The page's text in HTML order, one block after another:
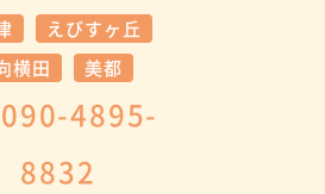
えびすヶ丘
横田
美都
090-4895-
8832